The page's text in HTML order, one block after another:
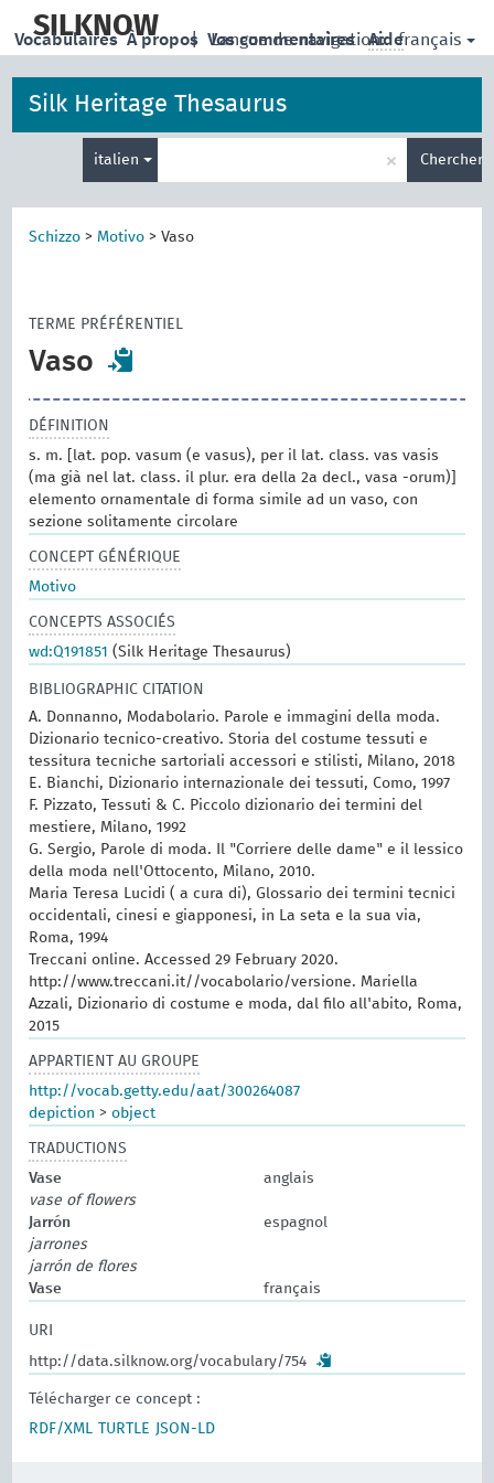
main
SILKNOW | Langue de navigation: français
Vocabulaires À propos Vos commentaires Aide
Silk Heritage Thesaurus
italien
de
recherche
× Chercher
Schizzo > Motivo >Vaso
TERME PRÉFÉRENTIEL
Vaso
DÉFINITION
s. m. [lat. pop. vasum (e vasus), per il lat. class. vas vasis
(ma già nel lat. class. il plur. era della 2a decl., vasa -orum)]
elemento ornamentale di forma simile ad un vaso, con
sezione solitamente circolare
CONCEPT GÉNÉRIQUE
Motivo
CONCEPTS ASSOCIÉS
wd:Q191851 (Silk Heritage Thesaurus)
BIBLIOGRAPHIC CITATION
A. Donnanno, Modabolario. Parole e immagini della moda.
Dizionario tecnico-creativo. Storia del costume tessuti e
tessitura tecniche sartoriali accessori e stilisti, Milano, 2018
E. Bianchi, Dizionario internazionale dei tessuti, Como, 1997
F. Pizzato, Tessuti & C. Piccolo dizionario dei termini del
mestiere, Milano, 1992
G. Sergio, Parole di moda. Il "Corriere delle dame" e il lessico
della moda nell'Ottocento, Milano, 2010.
Maria Teresa Lucidi ( a cura di), Glossario dei termini tecnici
occidentali, cinesi e giapponesi, in La seta e la sua via,
Roma, 1994
Treccani online. Accessed 29 February 2020.
http://www.treccani.it//vocabolario/versione. Mariella
Azzali, Dizionario di costume e moda, dal filo all'abito, Roma,
2015
APPARTIENT AU GROUPE
http://vocab.getty.edu/aat/300264087
depiction >object
TRADUCTIONS
Vase
anglais
vase of flowers
Jarrón
espagnol
jarrones
jarrón de flores
Vase
français
URI
http://data.silknow.org/vocabulary/754
Télécharger ce concept :
RDF/XML
TURTLE JSON-LD